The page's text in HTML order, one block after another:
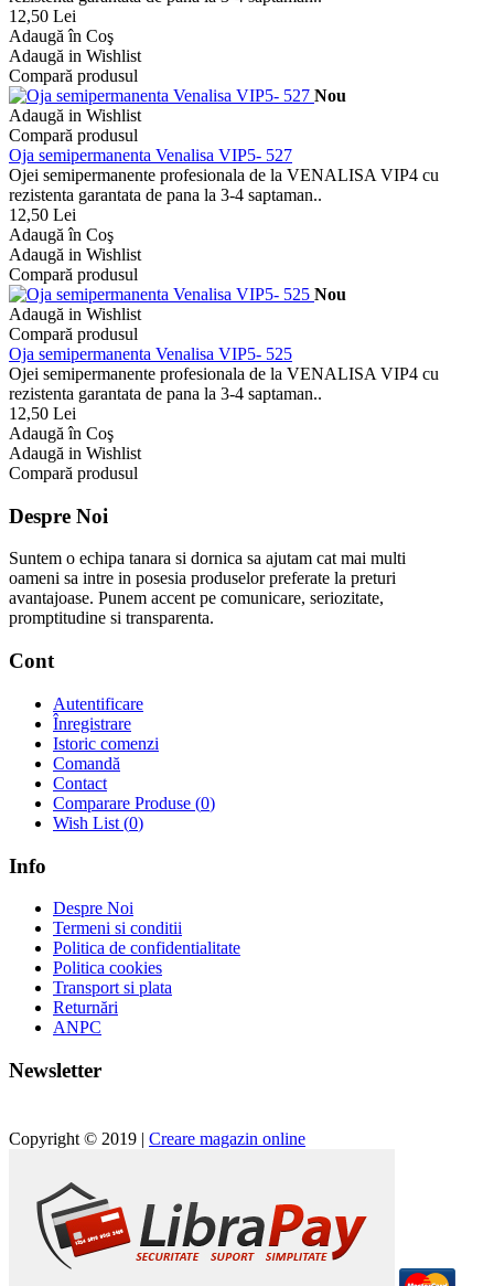
12,50 Lei
Adaugă în Coş
Adaugă in Wishlist
Compară produsul
Nou
Adaugă in Wishlist
Compară produsul
Oja semipermanenta Venalisa VIP5- 527
Ojei semipermanente profesionala de la VENALISA VIP4 cu
rezistenta garantata de pana la 3-4 saptaman..
12,50 Lei
Adaugă în Coş
Adaugă in Wishlist
Compară produsul
Nou
Adaugă in Wishlist
Compară produsul
Oja semipermanenta Venalisa VIP5- 525
Ojei semipermanente profesionala de la VENALISA VIP4 cu
rezistenta garantata de pana la 3-4 saptaman..
12,50 Lei
Adaugă în Coş
Adaugă in Wishlist
Compară produsul
Despre Noi
Suntem o echipa tanara si dornica sa ajutam cat mai multi
oameni sa intre in posesia produselor preferate la preturi
avantajoase. Punem accent pe comunicare, seriozitate,
promptitudine si transparenta.
Cont
Autentificare
Înregistrare
Istoric comenzi
Comandă
Contact
Comparare Produse (0)
Wish List (0)
Info
Despre Noi
Termeni si conditii
Politica de confidentialitate
Politica cookies
Transport si plata
Returnări
ANPC
Newsletter
Copyright © 2019 | Creare magazin online